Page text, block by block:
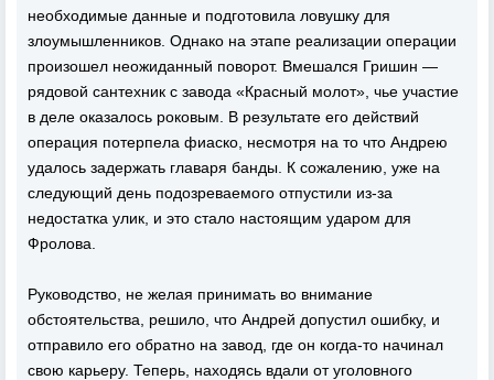
необходимые данные и подготовила ловушку для
злоумышленников. Однако на этапе реализации операции
произошел неожиданный поворот. Вмешался Гришин —
рядовой сантехник с завода «Красный молот», чье участие
в деле оказалось роковым. В результате его действий
операция потерпела фиаско, несмотря на то что Андрею
удалось задержать главаря банды. К сожалению, уже на
следующий день подозреваемого отпустили из-за
недостатка улик, и это стало настоящим ударом для
Фролова.
Руководство, не желая принимать во внимание
обстоятельства, решило, что Андрей допустил ошибку, и
отправило его обратно на завод, где он когда-то начинал
свою карьеру. Теперь, находясь вдали от уголовного